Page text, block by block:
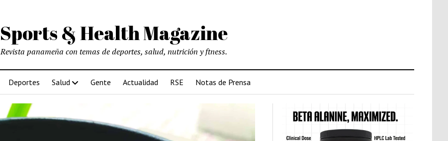
Sports & Health Magazine
Revista panameña con temas de deportes, salud, nutrición y ftness.
Deportes Salud Gente Actualidad RSE Notas de Prensa